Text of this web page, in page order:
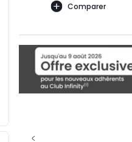
Comparer